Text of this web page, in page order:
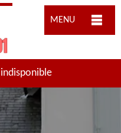
MENU
indisponible